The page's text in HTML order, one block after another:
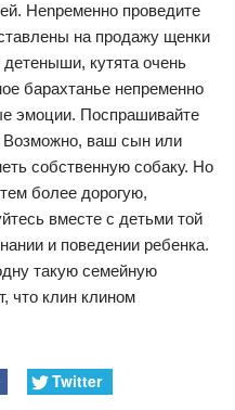
Henpeменно проведите
на продажу щенки
кутята очень
барахтанье непременно
эмоции. Поспрашивайте
Возможно, ваш сын или
собственную собаку. Но
более дорогую,
вместе с детьми той
и поведении ребенка.
такую семейную
что клин клином
Twitter